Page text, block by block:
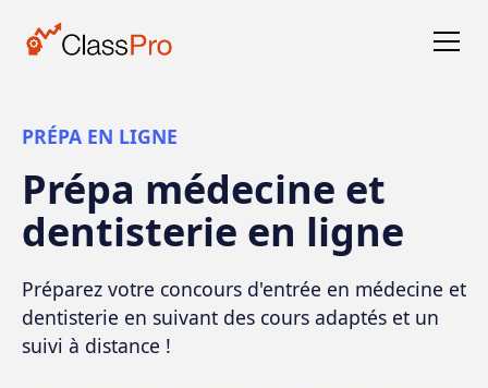
PRÉPA EN LIGNE
Prépa médecine et
dentisterie en ligne
Préparez votre concours d'entrée en médecine et
dentisterie en suivant des cours adaptés et un
suivi à distance !